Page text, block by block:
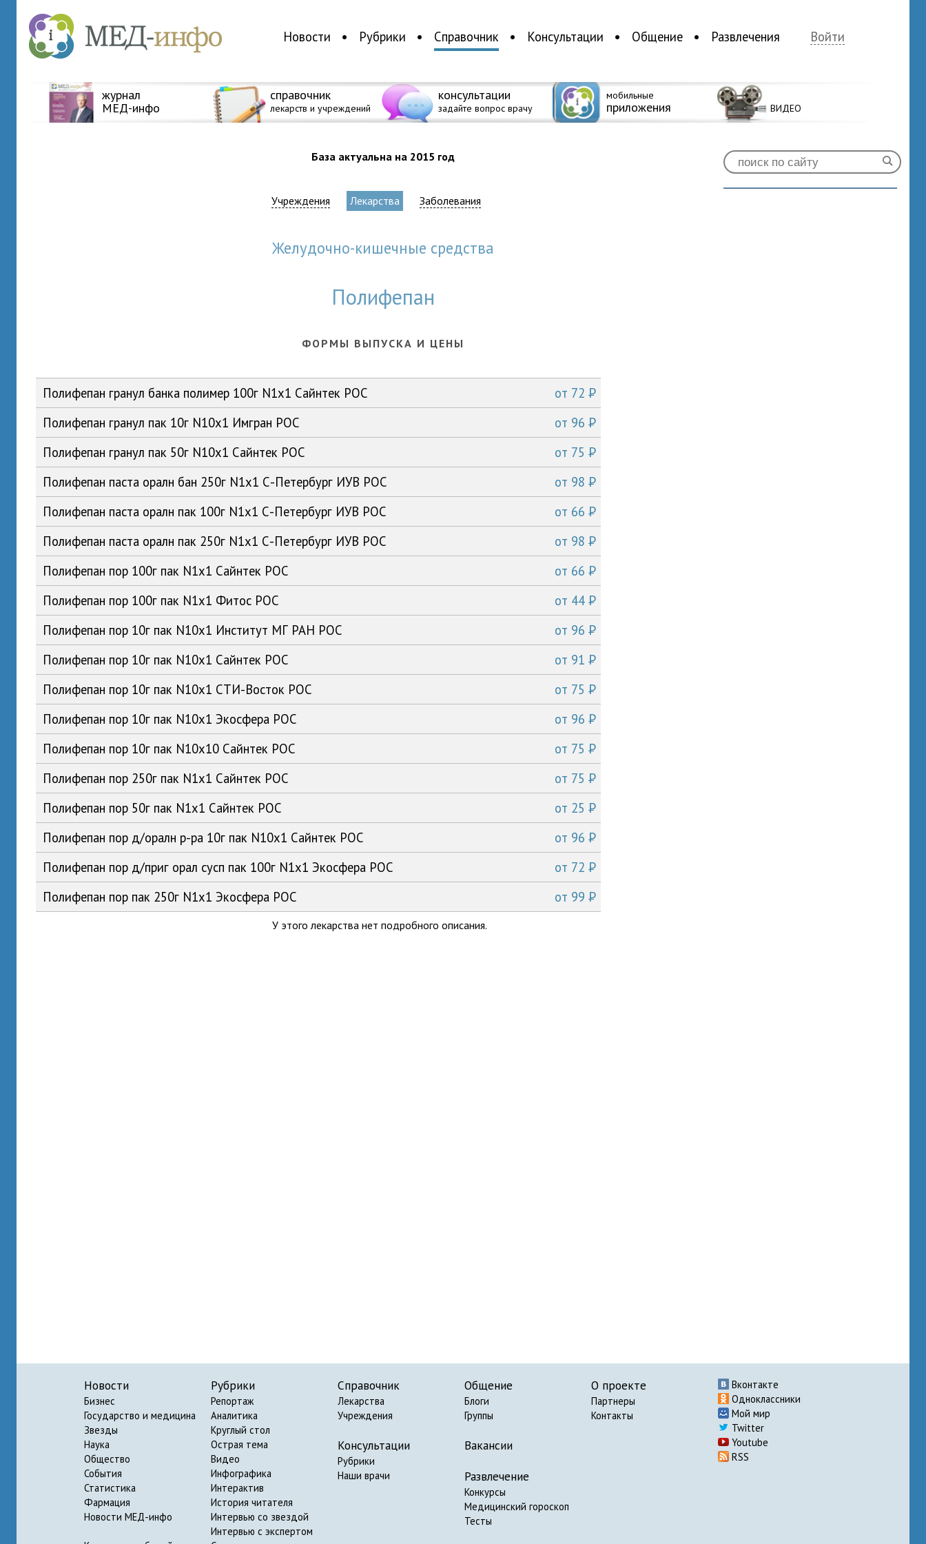
Новости Рубрики Справочник Консультации Общение Развлечения Войти
журнал
МЕД-инфо
справочник
лекарств и учреждений
консультации
задайте вопрос врачу
мобильные
приложения ВИДЕО
База актуальна на 2015 год
Учреждения Лекарства Заболевания
Желудочно-кишечные средства
Полифепан
ФОРМЫ ВЫПУСКА И ЦЕНЫ
от 72 P
Полифепан гранул банка полимер 100г N1x1 Сайнтек РОС
от 96 P
Полифепан гранул пак 10г N10x1 Имгран РОС
от 75 P
Полифепан гранул пак 50г N10x1 Сайнтек РОС
от 98 P
Полифепан паста оралн бан 250г N1x1 С-Петербург ИУВ РОС
от 66 P
Полифепан паста оралн пак 100г N1x1 С-Петербург ИУВ РОС
от 98 P
Полифепан паста оралн пак 250г N1x1 С-Петербург ИУВ РОС
от 66 P
Полифепан пор 100г пак N1x1 Сайнтек РОС
от 44 P
Полифепан пор 100г пак N1x1 Фитос РОС
от 96 P
Полифепан пор 10г пак N10x1 Институт МГ РАН РОС
от 91 P
Полифепан пор 10г пак N10x1 Сайнтек РОС
от 75 P
Полифепан пор 10г пак N10x1 СТИ-Восток РОС
от 96 P
Полифепан пор 10г пак N10x1 Экосфера РОС
от 75 P
Полифепан пор 10г пак N10x10 Сайнтек РОС
от 75 P
Полифепан пор 250г пак N1x1 Сайнтек РОС
от 25 P
Полифепан пор 50г пак N1x1 Сайнтек РОС
от 96 P
Полифепан пор д/оралн р-ра 10г пак N10x1 Сайнтек РОС
от 72 P
Полифепан пор д/приг орал сусп пак 100г N1x1 Экосфера РОС
от 99 P
Полифепан пор пак 250г N1x1 Экосфера РОС
У этого лекарства нет подробного описания.
Новости
Бизнес
Государство и медицина
Звезды
Наука
Общество
События
Статистика
Фармация
Новости МЕД-инфо
Рубрики
Репортаж
Аналитика
Круглый стол
Острая тема
Видео
Инфографика
Интерактив
История читателя
Интервью со звездой
Интервью с экспертом
Справочник
Лекарства
Учреждения
Консультации
Рубрики
Наши врачи
Общение
Блоги
Группы
Вакансии
Развлечение
Конкурсы
Медицинский гороскоп
Тесты
О проекте
Партнеры
Контакты
Вконтакте
Одноклассники
Мой мир
Twitter
Youtube
RSS